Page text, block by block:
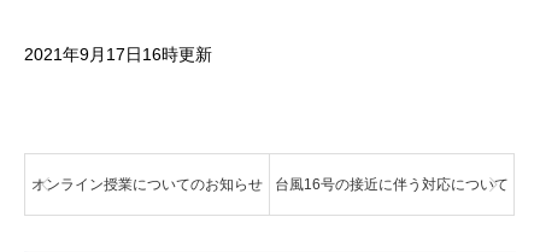
2021年9月17日16時更新
オンライン授業についてのお知らせ 台風16号の接近に伴う対応について